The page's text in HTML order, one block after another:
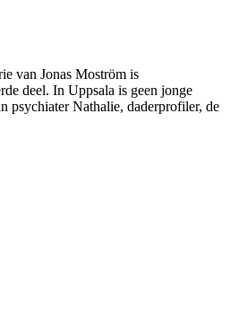
van Jonas Moström is
deel. In Uppsala is geen jonge
psychiater Nathalie, daderprofiler, de